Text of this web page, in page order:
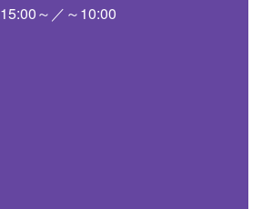
15:00～／～10:00